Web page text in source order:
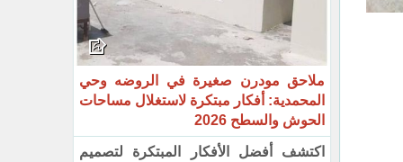
ملاحق مودرن صغيرة في الروضه وحي
المحمدية: أفكار مبتكرة لاستغلال مساحات
الحوش والسطح 2026
اكتشف أفضل الأفكار المبتكرة لتصميم